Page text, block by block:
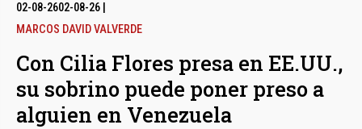
02-08-2602-08-26
MARCOS DAVID VALVERDE
Con Cilia Flores presa en EE.UU.,
su sobrino puede poner preso a
alguien en Venezuela